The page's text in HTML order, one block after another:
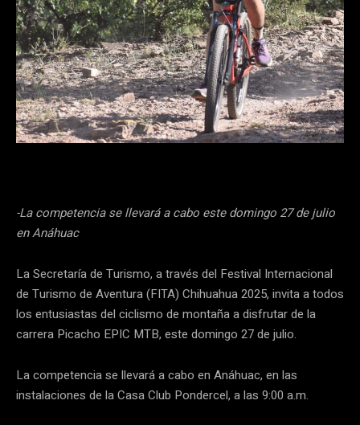
-La competencia se llevará a cabo este domingo 27 de julio
en Anáhuac
La Secretaría de Turismo, a través del Festival Internacional
de Turismo de Aventura (FITA) Chihuahua 2025, invita a todos
los entusiastas del ciclismo de montaña a disfrutar de la
carrera Picacho EPIC MTB, este domingo 27 de julio.
La competencia se llevará a cabo en Anáhuac, en las
instalaciones de la Casa Club Pondercel, a las 9:00 a.m.